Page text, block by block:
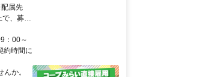
属先
で、募集
：00～
約時間に
か。